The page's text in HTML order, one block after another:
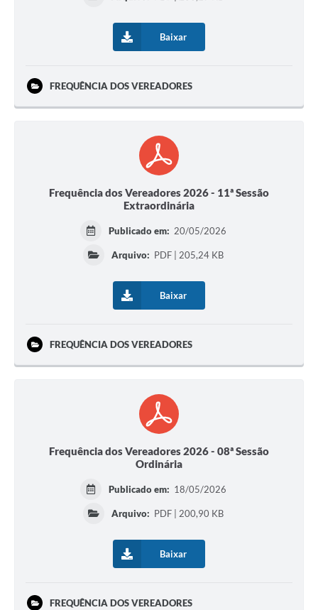
Baixar
FREQUÊNCIA DOS VEREADORES
Frequência dos Vereadores 2026 - 11ª Sessão
Extraordinária
Publicado em: 20/05/2026
Arquivo: PDF | 205,24 KB
Baixar
FREQUÊNCIA DOS VEREADORES
Frequência dos Vereadores 2026 - 08ª Sessão
Ordinária
Publicado em: 18/05/2026
Arquivo: PDF | 200,90 KB
Baixar
FREQUÊNCIA DOS VEREADORES